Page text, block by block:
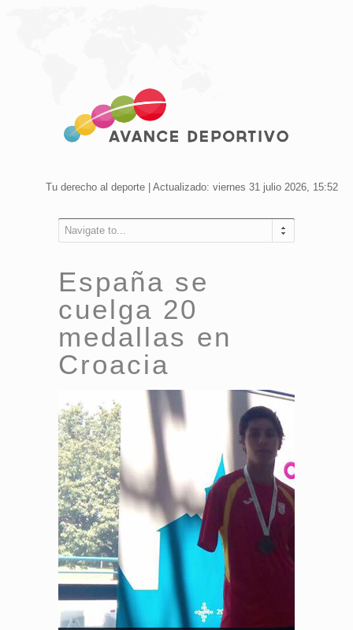
Tu derecho al deporte | Actualizado: viernes 31 julio 2026, 15:52
Navigate to...
España se
cuelga 20
medallas en
Croacia